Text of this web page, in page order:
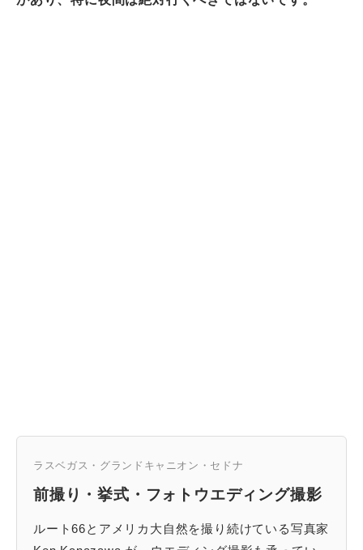
ラスベガス・グランドキャニオン・セドナ
前撮り・挙式・フォトウエディング撮影
ルート66とアメリカ大自然を撮り続けている写真家